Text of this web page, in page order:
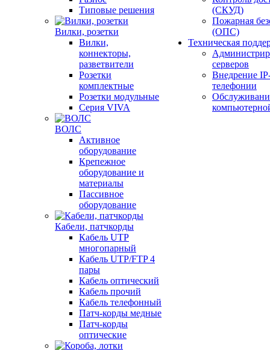
Типовые решения
Вилки, розетки
Вилки,
коннекторы,
разветвители
Розетки
комплектные
Розетки модульные
Серия VIVA
ВОЛС
Активное
оборудование
Крепежное
оборудование и
материалы
Пассивное
оборудование
Кабели, патчкорды
Кабель UTP
многопарный
Кабель UTP/FTP 4
пары
Кабель оптический
Кабель прочий
Кабель телефонный
Патч-корды медные
Патч-корды
оптические
(СКУД)
Пожарная
(ОПС)
Техническая
серверов
Внедрение
телефонии